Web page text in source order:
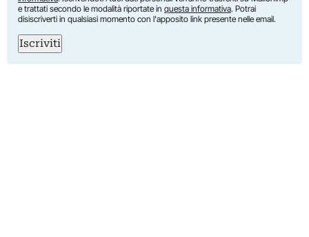
e trattati secondo le modalità riportate in questa informativa. Potrai
disiscriverti in qualsiasi momento con l'apposito link presente nelle email.
Iscriviti